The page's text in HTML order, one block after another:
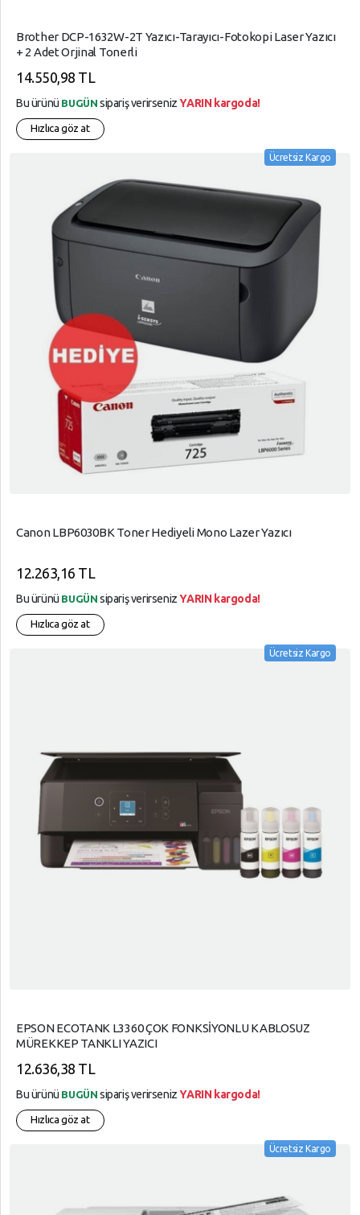
Brother DCP-1632W-2T Yazıcı-Tarayıcı-Fotokopi Laser Yazıcı
+ 2 Adet Orjinal Tonerli
14.550,98 TL
Bu ürünü BUGÜN sipariş verirsenizYARIN kargoda!
Hızlıca göz at
Ücretsiz Kargo
Canon LBP6030BK Toner Hediyeli Mono Lazer Yazıcı
12.263,16 TL
Bu ürünü BUGÜN sipariş verirsenizYARIN kargoda!
Hızlıca göz at
Ücretsiz Kargo
EPSON ECOTANK L3360 ÇOK FONKSİYONLU KABLOSUZ
MÜREKKEP TANKLI YAZICI
12.636,38 TL
Bu ürünü BUGÜN sipariş verirsenizYARIN kargoda!
Hızlıca göz at
Ücretsiz Kargo